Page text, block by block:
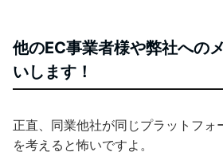
他のEC事業者様や弊社への
いします！
正直、同業他社が同じプラットフォ
を考えると怖いですよ。